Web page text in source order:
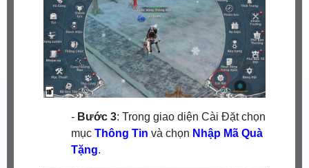
- Bước 3: Trong giao diện Cài Đặt chọn
mục Thông Tin và chọn Nhập Mã Quà
Tặng.